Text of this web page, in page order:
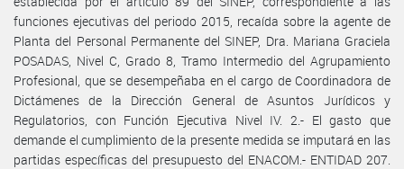
funciones ejecutivas del periodo 2015, recaída sobre la agente de
Planta del Personal Permanente del SINEP, Dra. Mariana Graciela
POSADAS, Nivel C, Grado 8, Tramo Intermedio del Agrupamiento
Profesional, que se desempeñaba en el cargo de Coordinadora de
Dictámenes de la Dirección General de Asuntos Jurídicos y
Regulatorios, con Función Ejecutiva Nivel IV. 2.- El gasto que
demande el cumplimiento de la presente medida se imputará en las
partidas específicas del presupuesto del ENACOM.- ENTIDAD 207.